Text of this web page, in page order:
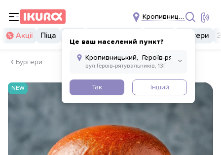
Це ваш населений пункт?
Так Інший
Акції Піца Бургери
Бургери
NEW